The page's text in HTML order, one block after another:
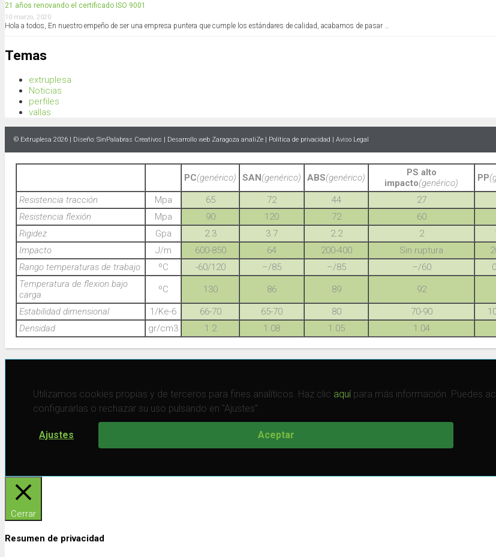
21 años renovando el certificado ISO 9001
10 marzo, 2020
Hola a todos, En nuestro empeño de ser una empresa puntera que cumple los estándares de calidad, acabamos de pasar …
Temas
extruplesa
Noticias
perfiles
vallas
© Extruplesa 2026 | Diseño: SinPalabras Creativos | Desarrollo web Zaragoza analiZe | Política de privacidad | Aviso Legal
PC(genérico) SAN(genérico) ABS(genérico)
PS alto
impacto(genérico) PP
Resistencia tracción Mpa 65 72 44 27
Resistencia flexión
Mpa 90 120 72 60
Rigidez
Gpa 2.3 3.7 2.2 2
Impacto
J/m 600-850 64 200-400 Sin ruptura
Rango temperaturas de trabajo
ºC -60/120 –/85 –/85 –/60
Temperatura de flexion bajo
carga
ºC 130 86 89 92
Estabilidad dimensional 1/Ke-6 66-70 65-70 80 70-90
Densidad
gr/cm3 1.2 1.08 1.05 1.04
Utilizamos cookies propias y de terceros para fines analíticos. Haz clic aquípara más información. Puedes
configurarlas o rechazar su uso pulsando en "Ajustes".
Ajustes Aceptar
Cerrar
Resumen de privacidad